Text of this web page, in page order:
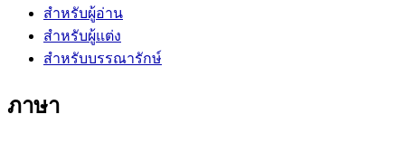
สำหรับผู้อ่าน
สำหรับผู้แต่ง
สำหรับบรรณารักษ์
ภาษา